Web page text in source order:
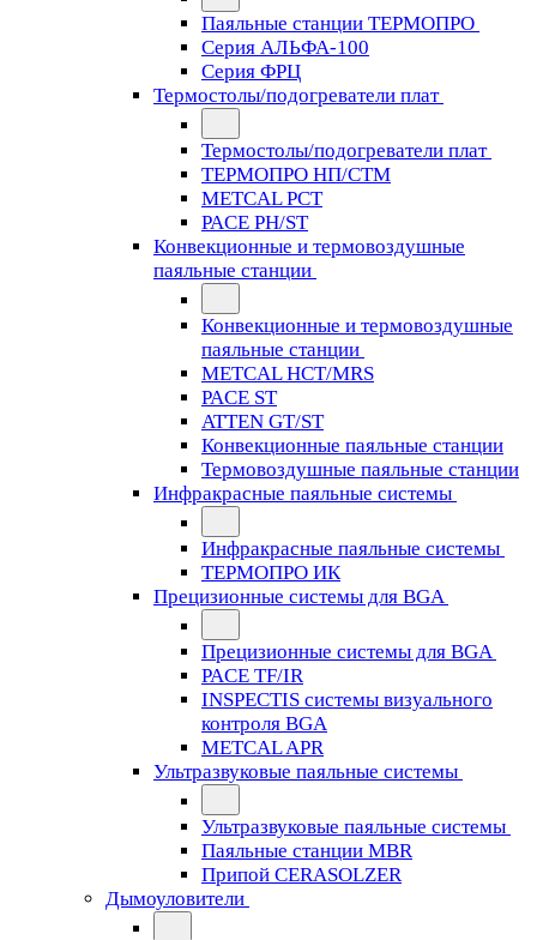
Паяльные станции ТЕРМОПРО
Серия АЛЬФА-100
Серия ФРЦ
Термостолы/подогреватели плат
Термостолы/подогреватели плат
ТЕРМОПРО НП/СТМ
METCAL PCT
PACE PH/ST
Конвекционные и термовоздушные
паяльные станции
Конвекционные и термовоздушные
паяльные станции
METCAL HCT/MRS
PACE ST
ATTEN GT/ST
Конвекционные паяльные станции
Термовоздушные паяльные станции
Инфракрасные паяльные системы
Инфракрасные паяльные системы
ТЕРМОПРО ИК
Прецизионные системы для BGA
Прецизионные системы для BGA
PACE TF/IR
INSPECTIS системы визуального
контроля BGA
METCAL APR
Ультразвуковые паяльные системы
Ультразвуковые паяльные системы
Паяльные станции MBR
Припой CERASOLZER
Дымоуловители